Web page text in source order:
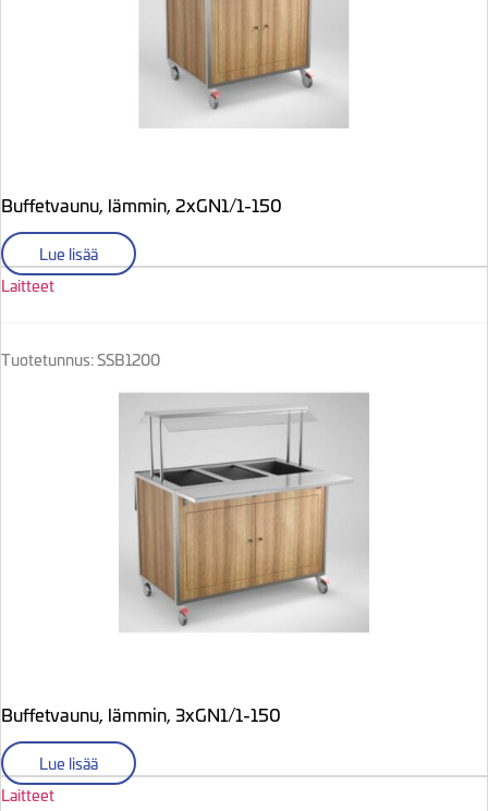
Buffetvaunu, lämmin, 2xGN1/1-150
Lue lisää
Laitteet
Tuotetunnus: SSB1200
Buffetvaunu, lämmin, 3xGN1/1-150
Lue lisää
Laitteet